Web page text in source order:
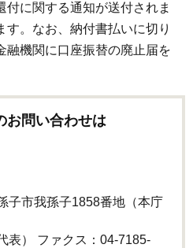
付に関する通知が送付されま
。なお、納付書払いに切り
融機関に口座振替の廃止届を
お問い合わせは
市我孫子1858番地（本庁
表） ファクス：04-7185-